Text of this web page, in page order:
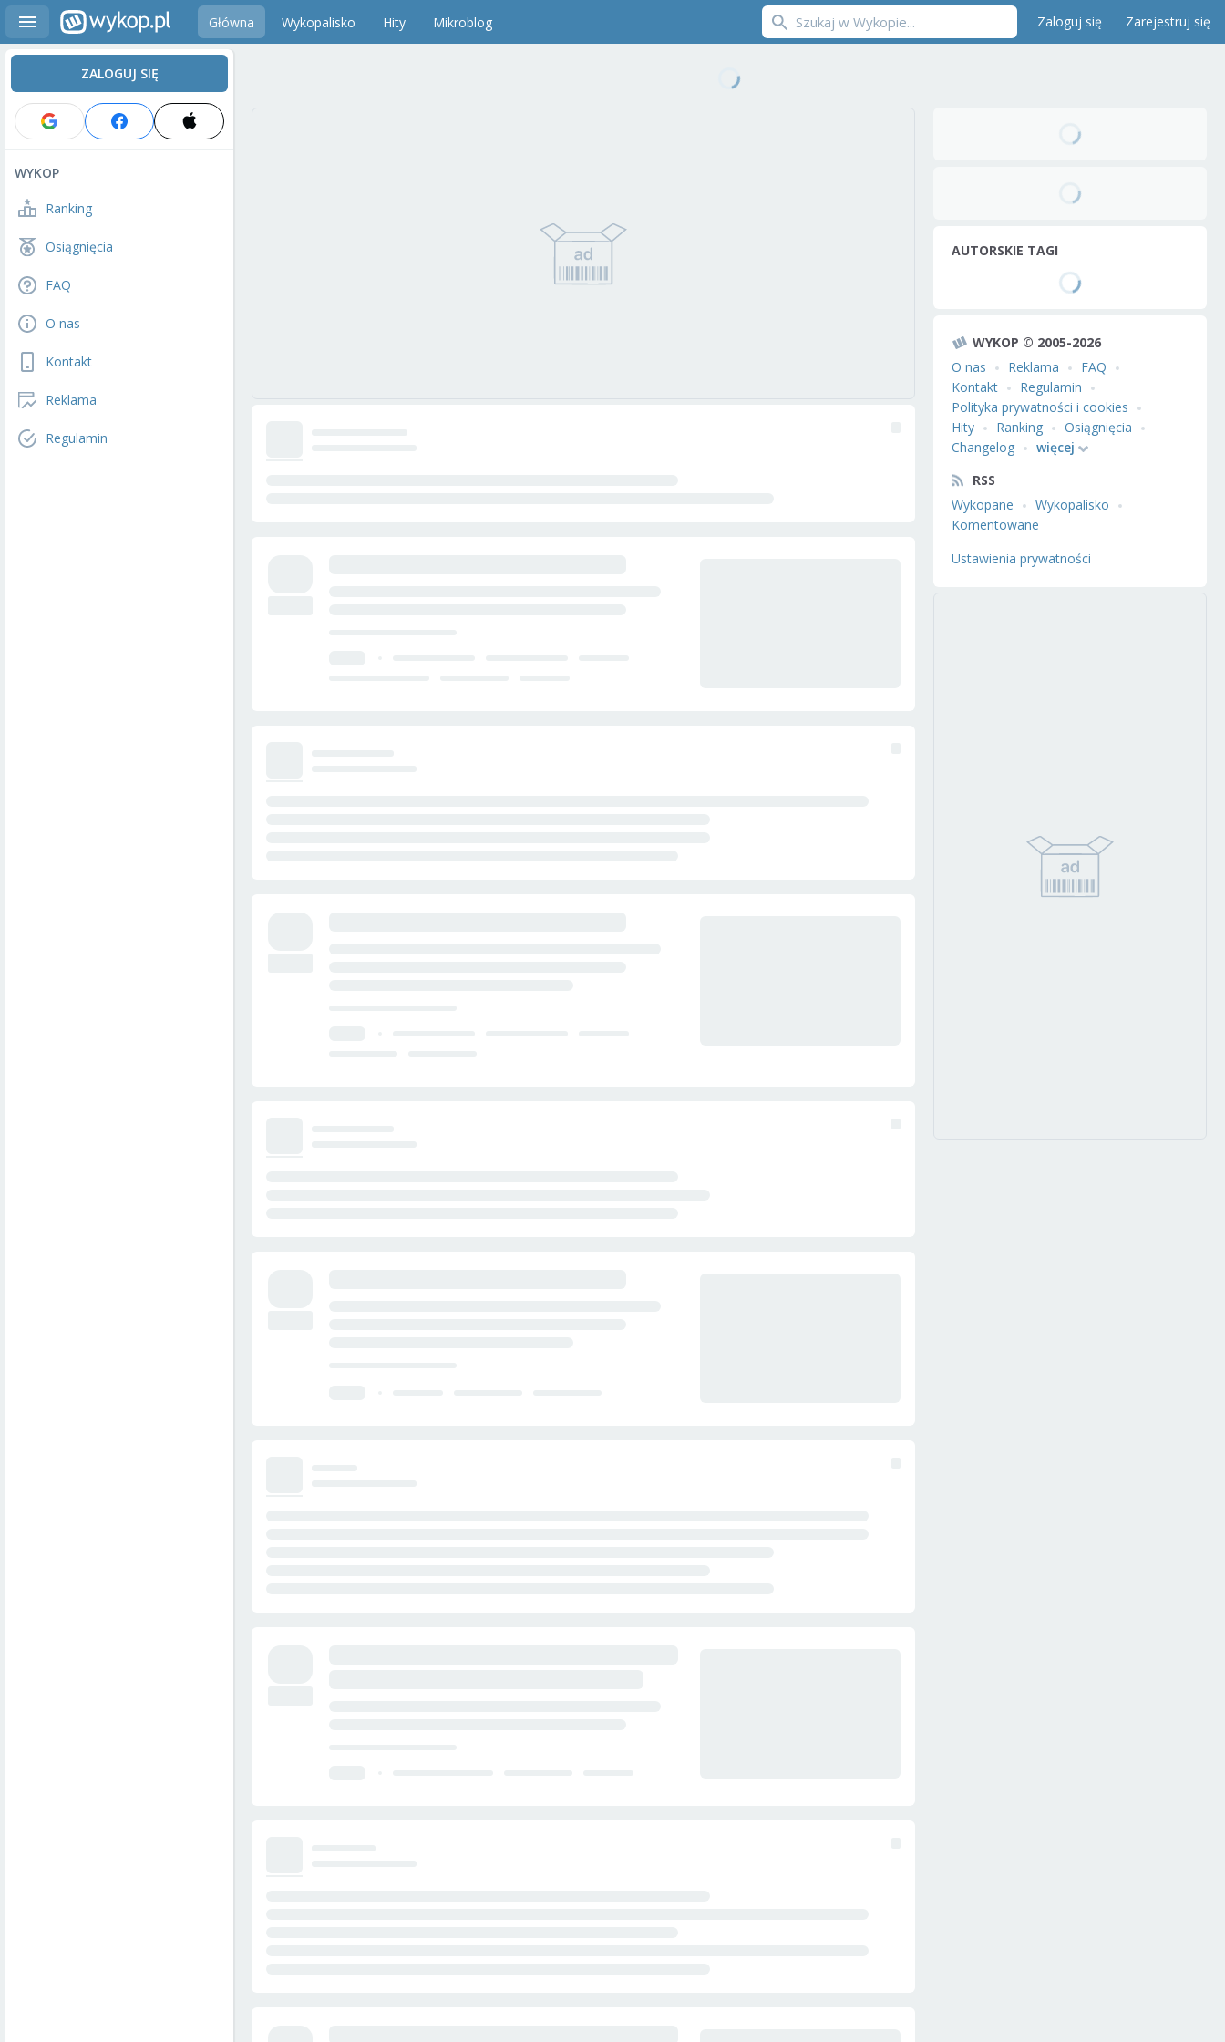
Główna Wykopalisko Hity Mikroblog Zaloguj się Zarejestruj się
ZALOGUJ SIĘ
WYKOP
Ranking
Osiągnięcia
FAQ
O nas
Kontakt
Reklama
Regulamin
AUTORSKIE TAGI
WYKOP © 2005-2026
O nas
Reklama
FAQ
Kontakt
Regulamin
Polityka prywatności i cookies
Hity
Ranking
Osiągnięcia
Changelog
więcej
RSS
Wykopane
Wykopalisko
Komentowane
Ustawienia prywatności